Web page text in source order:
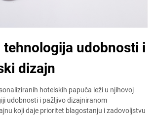
tehnologija udobnosti i
dizajn
hotelskih papuča leži u njihovoj
udobnosti i pažljivo dizajniranom
koji daje prioritet blagostanju i zadovoljstvu